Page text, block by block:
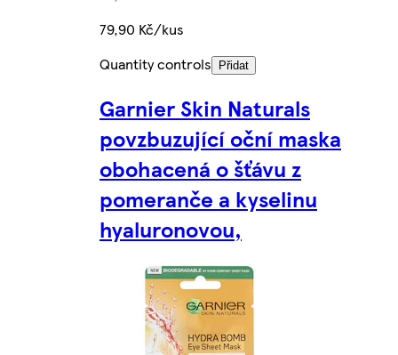
79,90 Kč/kus
Quantity controls
Přidat
Garnier Skin Naturals
povzbuzující oční maska
obohacená o šťávu z
pomeranče a kyselinu
hyaluronovou,